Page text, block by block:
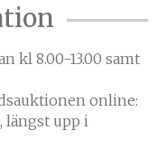
kl 8.00-13.00 samt
online:
upp i